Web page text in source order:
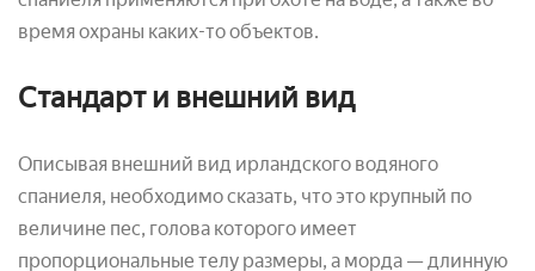
время охраны каких-то объектов.
Стандарт и внешний вид
Описывая внешний вид ирландского водяного
спаниеля, необходимо сказать, что это крупный по
величине пес, голова которого имеет
пропорциональные телу размеры, а морда — длинную